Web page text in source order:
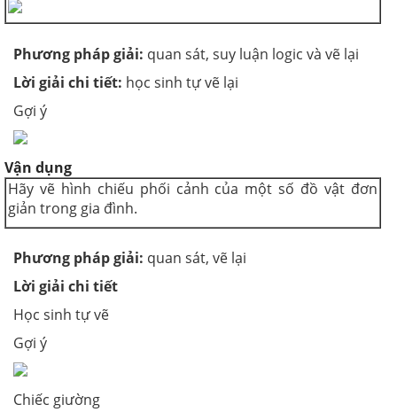
Phương pháp giải: quan sát, suy luận logic và vẽ lại
Lời giải chi tiết: học sinh tự vẽ lại
Gợi ý
Vận dụng
Hãy vẽ hình chiếu phối cảnh của một số đồ vật đơn
giản trong gia đình.
Phương pháp giải: quan sát, vẽ lại
Lời giải chi tiết
Học sinh tự vẽ
Gợi ý
Chiếc giường